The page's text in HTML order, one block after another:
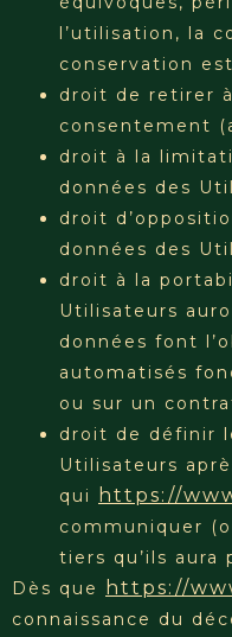
l’utilisation, la
conservation
droit de retirer
consentement
droit à la
données des
droit
données des
droit à la
Utilisateurs
données font
automatisés
ou sur un
droit de définir
Utilisateurs
qui
https://
communiquer
tiers qu’ils aura
Dès que
https://
connaissance du